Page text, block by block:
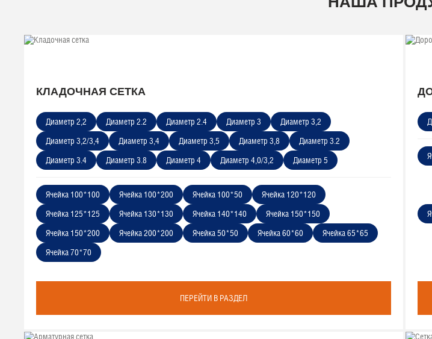
КЛАДОЧНАЯ СЕТКА
ПЕРЕЙТИ В РАЗДЕЛ
Диаметр 2,2 Диаметр 2.2 Диаметр 2.4 Диаметр 3
Диаметр 3,2
Диаметр 3,2/3,4
Диаметр 3,4 Диаметр 3,5 Диаметр 3,8
Диаметр 3.2
Диаметр 3.4
Диаметр 3.8 Диаметр 4 Диаметр 4,0/3,2 Диаметр 5
Ячейка 100*100 Ячейка 100*200 Ячейка 100*50
Ячейка 120*120
Ячейка 125*125
Ячейка 130*130 Ячейка 140*140
Ячейка 150*150
Ячейка 150*200
Ячейка 200*200 Ячейка 50*50 Ячейка 60*60
Ячейка 65*65
Ячейка 70*70